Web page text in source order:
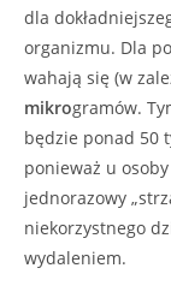
dla
organizmu. Dla
wahają się (w
mikrogramów.
będzie ponad 50
ponieważ u
jednorazowy
niekorzystnego
wydaleniem.